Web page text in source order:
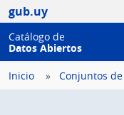
gub.uy
Catálogo de
Datos Abiertos
Inicio Conjuntos de